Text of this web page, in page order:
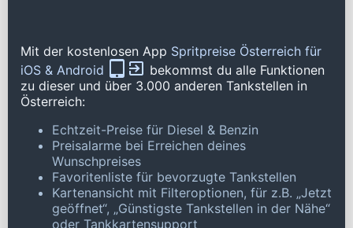
Mit der kostenlosen App Spritpreise Österreich für
iOS & Android
bekommst du alle Funktionen
zu dieser und über 3.000 anderen Tankstellen in
Österreich:
Echtzeit-Preise für Diesel & Benzin
Preisalarme bei Erreichen deines
Wunschpreises
Favoritenliste für bevorzugte Tankstellen
Kartenansicht mit Filteroptionen, für z.B. „Jetzt
geöffnet“, „Günstigste Tankstellen in der Nähe“
oder Tankkartensupport